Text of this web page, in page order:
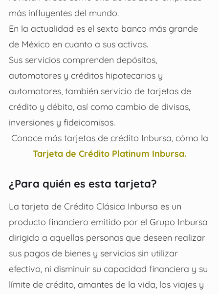
más influyentes del mundo.
En la actualidad es el sexto banco más grande
de México en cuanto a sus activos.
Sus servicios comprenden depósitos,
automotores y créditos hipotecarios y
automotores, también servicio de tarjetas de
crédito y débito, así como cambio de divisas,
inversiones y fideicomisos.
Conoce más tarjetas de crédito Inbursa, cómo la
Tarjeta de Crédito Platinum Inbursa.
¿Para quién es esta tarjeta?
La tarjeta de Crédito Clásica Inbursa es un
producto financiero emitido por el Grupo Inbursa
dirigido a aquellas personas que deseen realizar
sus pagos de bienes y servicios sin utilizar
efectivo, ni disminuir su capacidad financiera y su
límite de crédito, amantes de la vida, los viajes y